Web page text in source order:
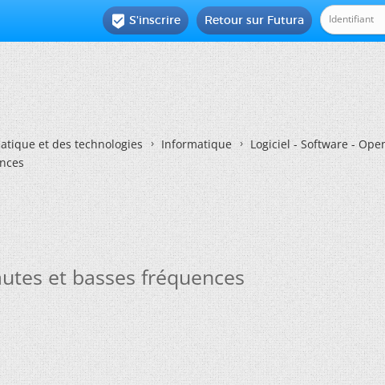
Retour sur Futura
 S'inscrire
et des technologies Informatique
Logiciel - Software -
et basses fréquences